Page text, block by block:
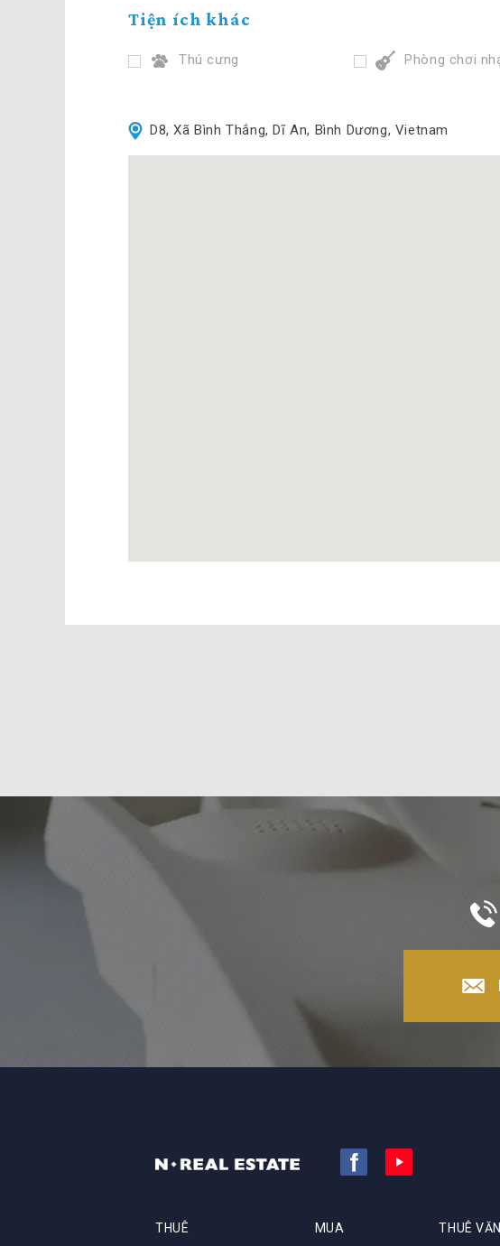
Tiện ích khác
Thú cưng Phòng chơi
D8, Xã Bình Thắng, Dĩ An, Bình Dương, Vietnam
THUÊ MUA THUÊ